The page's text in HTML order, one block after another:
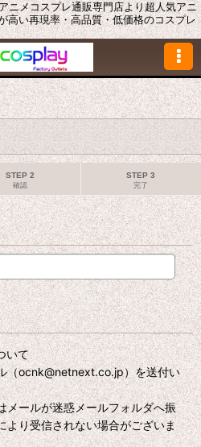
ニメコスプレ通販専門店より超人気アニ
い再現率・高品質・低価格のコスプレ
STEP 2
確認
STEP 3
完了
いて
（ocnk@netnext.co.jp）を送付い
メールが迷惑メールフォルダへ振
より受信されない場合がございま